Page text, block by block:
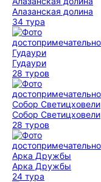
Алазанская долина
34 тура
Гудаури
28 туров
Собор Светицховели
28 туров
Арка Дружбы
24 тура